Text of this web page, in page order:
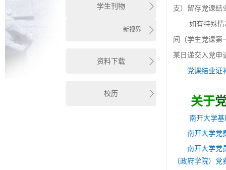
学生刊物
新视界
资料下载
校历
支）留存党课结
如有特殊
间（学生党课第
某日递交入党申
党课结业证
关于
南开大学
南开大学党
南开大学党
（政府学院）党